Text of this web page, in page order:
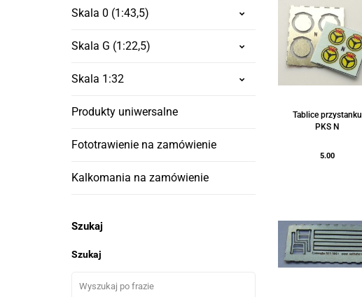
Skala 0 (1:43,5)
Skala G (1:22,5)
Skala 1:32
Produkty uniwersalne
Fototrawienie na zamówienie
Kalkomania na zamówienie
Szukaj
Szukaj
Tablice przystanku
PKS N
5.00